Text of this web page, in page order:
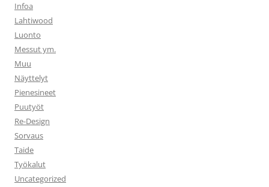
Infoa
Lahtiwood
Luonto
Messut ym.
Muu
Näyttelyt
Pienesineet
Puutyöt
Re-Design
Sorvaus
Taide
Työkalut
Uncategorized